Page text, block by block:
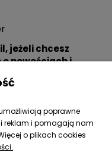
jeżeli chcesz
nowościach i
poprawne
reklam i pomagają nam
o plikach cookies